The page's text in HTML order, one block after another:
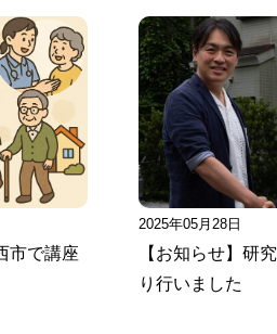
市で講座
2025年05月28日
【お知らせ】研
り行いました